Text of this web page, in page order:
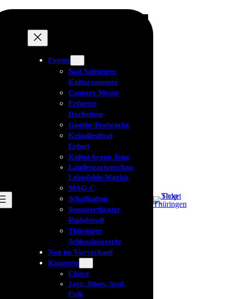
Events
Bad Salzunger
Kultursommer
Country Messe
Erfurter
Herbstlese
Goethe-Festwoche
Krimifestival
Erfurt
KulturArena Jena
Landesgartenschau
Leinefelde-Worbis
MAG-C
Schallkultur
Sommertheater
Rudolstadt
Thüringer
Schlosskonzerte
Neu im Vorverkauf
Konzerte
Chöre
Jazz, Blues, Soul,
Folk